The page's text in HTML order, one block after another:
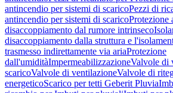
antincendio per sistemi di scaricoPezzi di
antincendio per sistemi di scaricoProtezione
disaccoppiamento dal rumore intrinseco
disaccoppiamento dalla struttura e
trasmesso indirettamente via ariaProtezione
dall'umiditàImpermeabilizzazioneValvole di
scaricoValvole di ventilazioneValvole di
energeticoScarico per tetti Geberit Pluvia